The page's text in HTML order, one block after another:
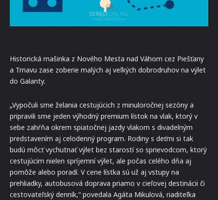
Historická mašinka z Nového Mesta nad Váhom cez Piešťany
a Trnavu zase zoberie malých aj veľkých dobrodruhov na výlet
do Galanty.
„Vypočuli sme želania cestujúcich z minuloročnej sezóny a
pripravili sme jeden výhodný premium lístok na vlak, ktorý v
sebe zahŕňa okrem spiatočnej jazdy vlakom s divadelným
predstavením aj celodenný program. Rodiny s deťmi si tak
budú môcť vychutnať výlet bez starostí so sprievodcom, ktorý
cestujúcim nielen spríjemní výlet, ale počas celého dňa aj
pomôže alebo poradí. V cene lístka sú už aj vstupy na
prehliadky, autobusová doprava priamo v cieľovej destinácii či
cestovateľský denník,“ povedala Agáta Mikulová, riaditeľka